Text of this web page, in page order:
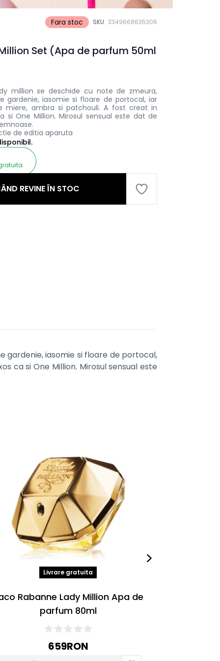
Fara stoc SKU 3349668635306
Set (Apa de parfum 50ml
million se deschide cu note de zmeura,
gardenie, iasomie si floare de portocal, iar
miere, ambra si patchouli. A fost creat in
si One Million. Mirosul sensual este dat de
de editia aparuta
REVINE ÎN STOC
gardenie, iasomie si floare de portocal,
ca si One Million. Mirosul sensual este
Livrare gratuita
Rabanne Lady Million Apa de
parfum 80ml
659RON